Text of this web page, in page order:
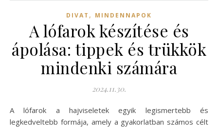
DIVAT , MINDENNAPOK
A lófarok készítése és
ápolása: tippek és trükkök
mindenki számára
2024.11.30.
A lófarok a hajviseletek egyik legismertebb és
legkedveltebb formája, amely a gyakorlatban számos célt